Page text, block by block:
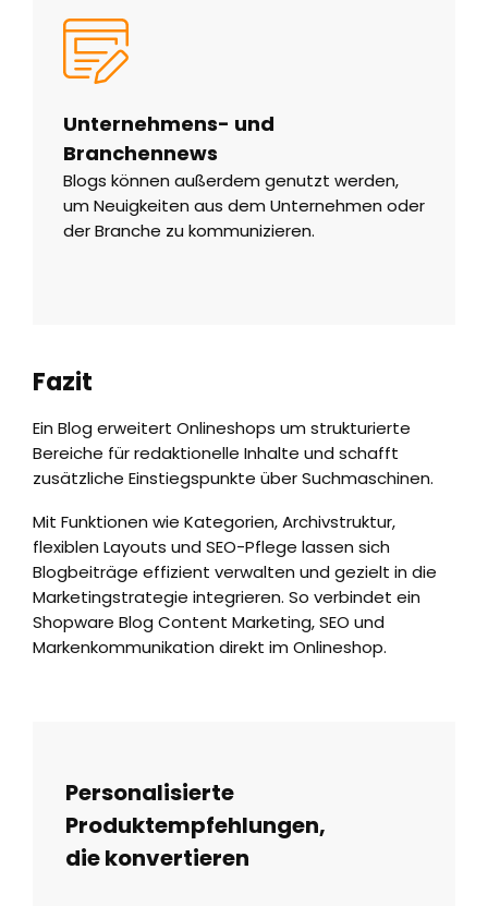
Unternehmens- und
Branchennews
Blogs können außerdem genutzt werden,
um Neuigkeiten aus dem Unternehmen oder
der Branche zu kommunizieren.
Fazit
Ein Blog erweitert Onlineshops um strukturierte
Bereiche für redaktionelle Inhalte und schafft
zusätzliche Einstiegspunkte über Suchmaschinen.
Mit Funktionen wie Kategorien, Archivstruktur,
flexiblen Layouts und SEO-Pflege lassen sich
Blogbeiträge effizient verwalten und gezielt in die
Marketingstrategie integrieren. So verbindet ein
Shopware Blog Content Marketing, SEO und
Markenkommunikation direkt im Onlineshop.
Personalisierte
Produktempfehlungen,
die konvertieren